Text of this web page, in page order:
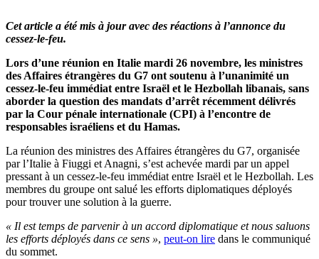
Cet article a été mis à jour avec des réactions à l’annonce du
cessez-le-feu.
Lors d’une réunion en Italie mardi 26 novembre, les ministres
des Affaires étrangères du G7 ont soutenu à l’unanimité un
cessez-le-feu immédiat entre Israël et le Hezbollah libanais, sans
aborder la question des mandats d’arrêt récemment délivrés
par la Cour pénale internationale (CPI) à l’encontre de
responsables israéliens et du Hamas.
La réunion des ministres des Affaires étrangères du G7, organisée
par l’Italie à Fiuggi et Anagni, s’est achevée mardi par un appel
pressant à un cessez-le-feu immédiat entre Israël et le Hezbollah. Les
membres du groupe ont salué les efforts diplomatiques déployés
pour trouver une solution à la guerre.
« Il est temps de parvenir à un accord diplomatique et nous saluons
les efforts déployés dans ce sens », peut-on lire dans le communiqué
du sommet.